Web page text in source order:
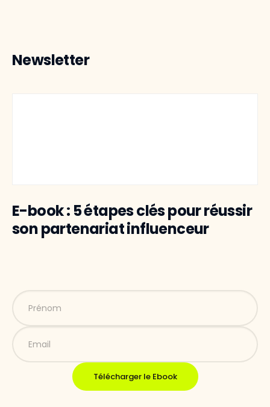
Newsletter
E-book : 5 étapes clés pour réussir
son partenariat influenceur
Télécharger le Ebook